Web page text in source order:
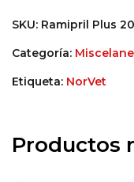
SKU: Ramipril Plus
Categoría:
Etiqueta: NorVet
Productos